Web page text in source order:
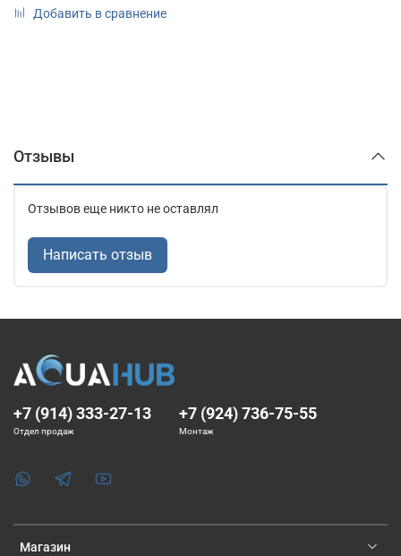
Добавить в сравнение
Отзывы
Отзывов еще никто не оставлял
Написать отзыв
Магазин
+7 (914) 333-27-13
Отдел продаж
+7 (924) 736-75-55
Монтаж